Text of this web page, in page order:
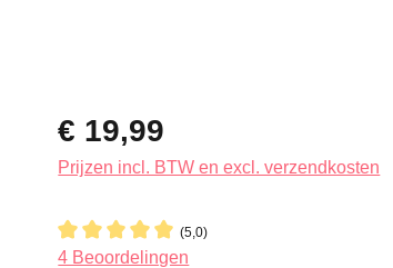
Normale prijs:
€ 19,99
Prijzen incl. BTW en excl. verzendkosten
(5,0)
Gemiddelde waardering van 5 van 5 sterren
4 Beoordelingen